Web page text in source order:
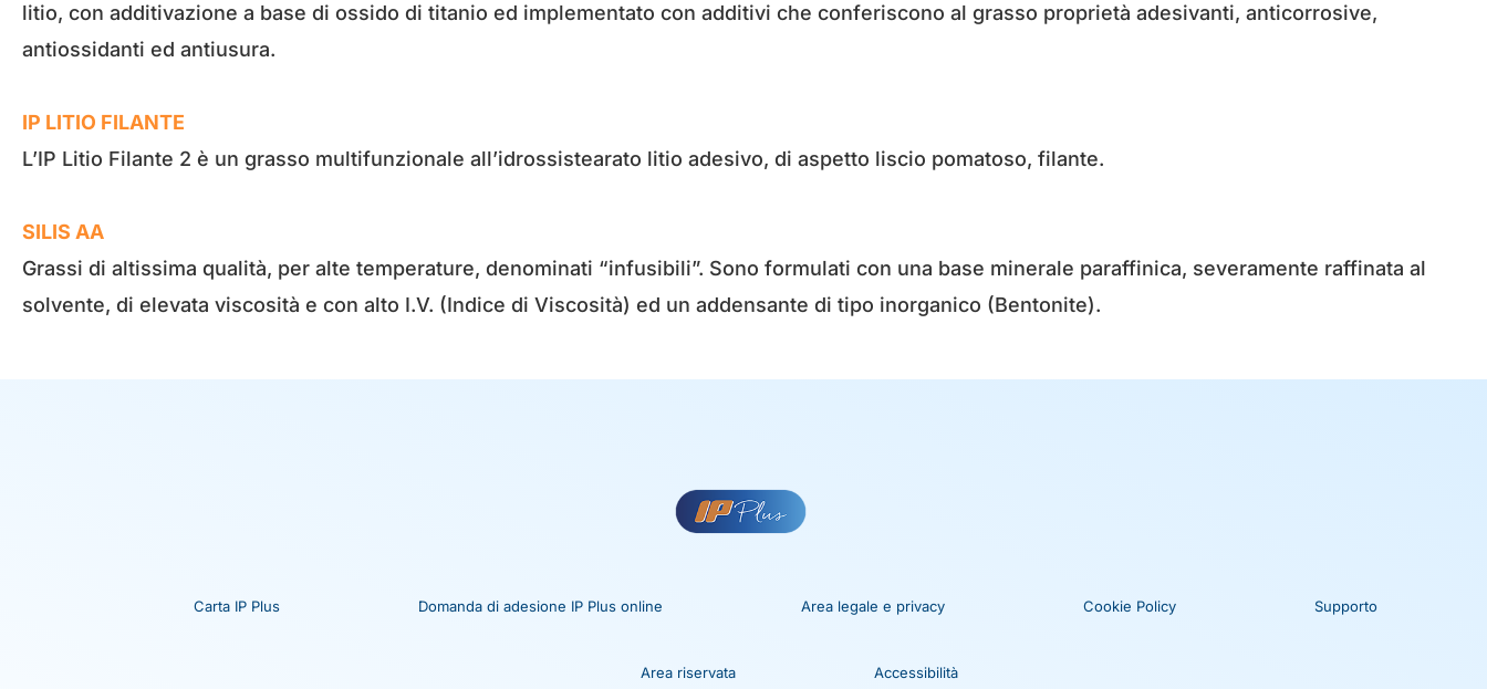
litio, con additivazione a base di ossido di titanio ed implementato con additivi che conferiscono al grasso proprietà adesivanti, anticorrosive,
antiossidanti ed antiusura.
IP LITIO FILANTE
L’IP Litio Filante 2 è un grasso multifunzionale all’idrossistearato litio adesivo, di aspetto liscio pomatoso, filante.
SILIS AA
Grassi di altissima qualità, per alte temperature, denominati “infusibili”. Sono formulati con una base minerale paraffinica, severamente raffinata al
solvente, di elevata viscosità e con alto I.V. (Indice di Viscosità) ed un addensante di tipo inorganico (Bentonite).
Carta IP Plus Domanda di adesione IP Plus online Area legale e privacy Cookie Policy Supporto
Area riservata Accessibilità